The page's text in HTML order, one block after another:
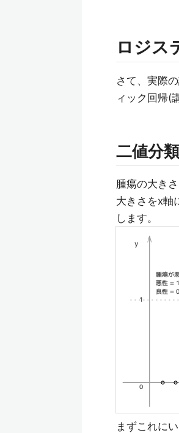
ロジス
さて、実際
ィック回帰(
二値分類
腫瘍の大き
大きさをx軸
します。
まずこれに